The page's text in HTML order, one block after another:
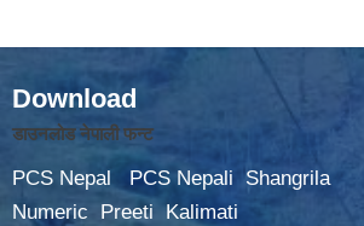
Download
डाउनलोड नेपाली फन्ट
PCS Nepal PCS Nepali
Shangrila
Numeric
Preeti Kalimati